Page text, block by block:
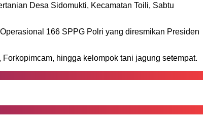
Desa Sidomukti, Kecamatan Toili, Sabtu
166 SPPG Polri yang diresmikan Presiden
hingga kelompok tani jagung setempat.